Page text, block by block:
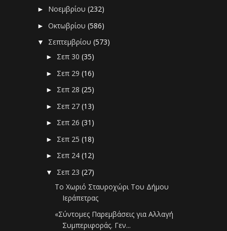
► Νοεμβρίου(232)
►Οκτωβρίου(586)
▼ Σεπτεμβρίου(573)
► Σεπ 30(35)
► Σεπ 29(16)
► Σεπ 28(25)
► Σεπ 27(13)
► Σεπ 26(31)
► Σεπ 25(18)
► Σεπ 24(12)
▼ Σεπ 23(27)
Το Χωριό Σταυροχώρι Του Δήμου
Ιεράπετρας
«Σύντομες Παρεμβάσεις για Αλλαγή
Συμπεριφοράς. Γεν...